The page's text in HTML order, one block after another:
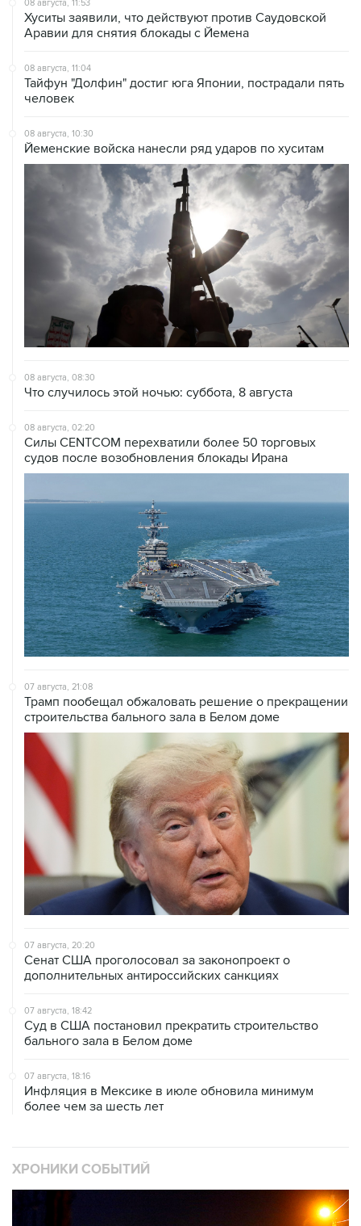
08 августа, 11:04
человек
08 августа, 10:30
08 августа, 08:30
08 августа, 02:20
судов после возобновления блокады Ирана
07 августа, 21:08
строительства бального зала в Белом доме
07 августа, 20:20
дополнительных антироссийских санкциях
07 августа, 18:42
бального зала в Белом доме
07 августа, 18:16
более чем за шесть лет